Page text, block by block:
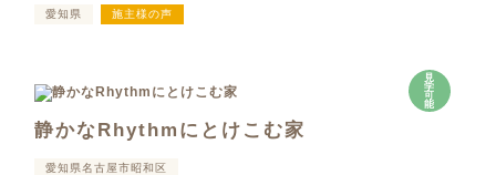
愛知県 施主様の声
見
学
可
能
静かなRhythmにとけこむ家
愛知県名古屋市昭和区